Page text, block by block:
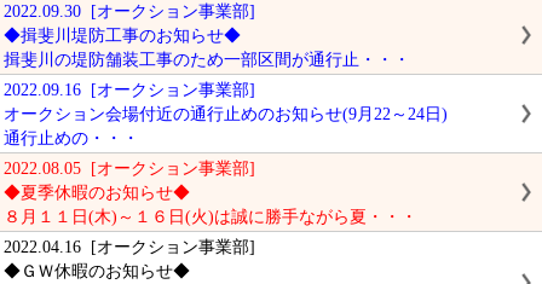
2022.09.30 [オークション事業部]
◆揖斐川堤防工事のお知らせ◆
揖斐川の堤防舗装工事のため一部区間が通行止・・・
2022.09.16 [オークション事業部]
オークション会場付近の通行止めのお知らせ(9月22～24日)
通行止めの・・・
2022.08.05 [オークション事業部]
◆夏季休暇のお知らせ◆
８月１１日(木)～１６日(火)は誠に勝手ながら夏・・・
2022.04.16 [オークション事業部]
◆ＧＷ休暇のお知らせ◆